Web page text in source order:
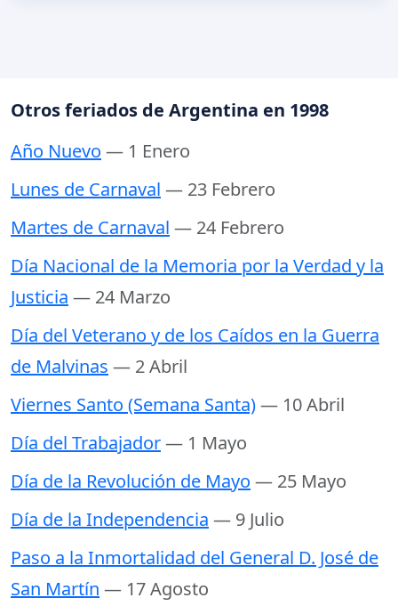
Otros feriados de Argentina en 1998
Año Nuevo — 1 Enero
Lunes de Carnaval — 23 Febrero
Martes de Carnaval — 24 Febrero
Día Nacional de la Memoria por la Verdad y la
Justicia — 24 Marzo
Día del Veterano y de los Caídos en la Guerra
de Malvinas — 2 Abril
Viernes Santo (Semana Santa)— 10 Abril
Día del Trabajador— 1 Mayo
Día de la Revolución de Mayo — 25 Mayo
Día de la Independencia — 9 Julio
Paso a la Inmortalidad del General D. José de
San Martín — 17 Agosto